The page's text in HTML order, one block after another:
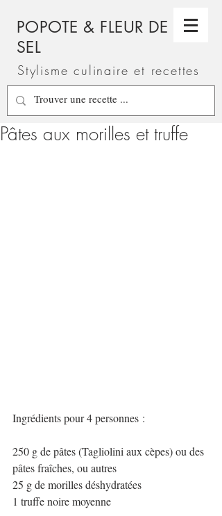
POPOTE & FLEUR DE
SEL
Stylisme culinaire et recettes
Pâtes aux morilles et truffe
Ingrédients pour 4 personnes :
250 g de pâtes (Tagliolini aux cèpes) ou des
pâtes fraîches, ou autres
25 g de morilles déshydratées
1 truffe noire moyenne